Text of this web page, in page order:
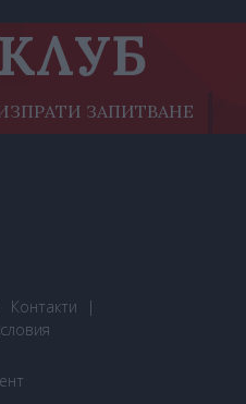
ЗАПИТВАНЕ
Контакти